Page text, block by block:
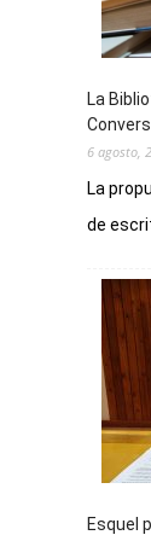
La
6 agosto,
La
de
Esquel